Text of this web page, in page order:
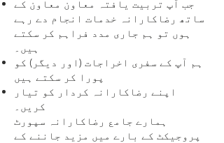
جب آپ تربیت یافتہ معاون معاون کے
ساتھ رضاکارانہ خدمات انجام دے رہے
ہوں تو ہم جاری مدد فراہم کر سکتے
ہیں۔
ہم آپ کے سفری اخراجات (اور دیگر) کو
پورا کر سکتے ہیں
اپنے رضاکارانہ کردار کو تیار
کریں۔
ہمارے جامع رضاکارانہ سپورٹ
پروجیکٹ کے بارے میں مزید جاننے کے